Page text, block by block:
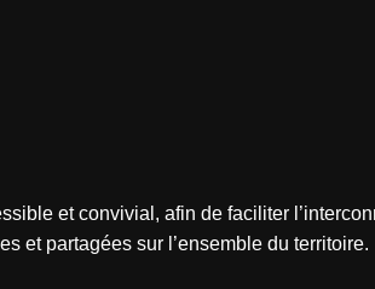
et convivial, afin de faciliter
et partagées sur l’ensemble du territoire.